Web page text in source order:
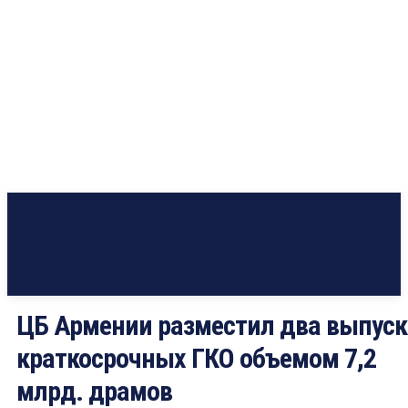
ЦБ Армении разместил два
краткосрочных ГКО объемом 7,2
млрд. драмов